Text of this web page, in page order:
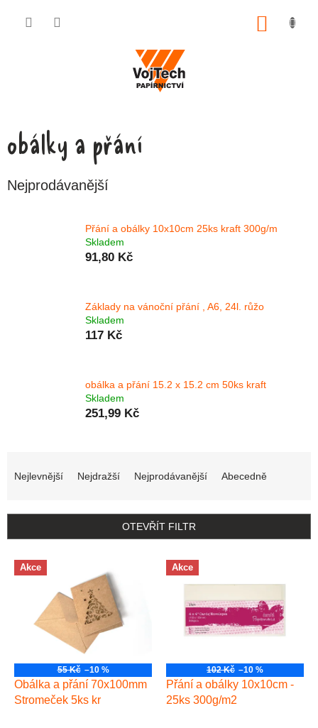
obálky a přání
Nejprodávanější
Přání a obálky 10x10cm 25ks kraft 300g/m
Skladem
91,80 Kč
Základy na vánoční přání , A6, 24l. růžo
Skladem
117 Kč
obálka a přání 15.2 x 15.2 cm 50ks kraft
Skladem
251,99 Kč
Nejlevnější Nejdražší Nejprodávanější Abecedně
OTEVŘÍT FILTR
Výpis produktů
Akce
55 Kč –10 %
Obálka a přání 70x100mm
Stromeček 5ks kr
Akce
102 Kč –10 %
Přání a obálky 10x10cm -
25ks 300g/m2